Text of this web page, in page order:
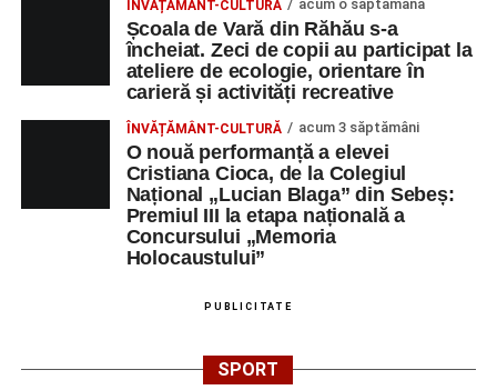
Privind spre ediția următoare
În încheierea evenimentului, organizatorii au anunțat tema
ediției din 2027, dedicată relației dintre caracter, valori și
educație. După trei ediții care au abordat comunicarea
didactică, dinamica diferențelor, participarea și luarea
deciziilor, comunitatea Sinaxa Educațională își propune
să revină la întrebările fundamentale despre valorile care
stau la baza actului educațional și despre rolul
profesorului în formarea caracterului tinerilor.
Despre comunitatea Sinaxa Educațională
„Sinaxa Educațională”
profesori, dedicată susținerii unei educații centrate pe
ÎNVĂȚĂMÂNT-CULTURĂ acum o săptămână
Școala de Vară din Răhău s-a
încheiat. Zeci de copii au participat la
ateliere de ecologie, orientare în
carieră și activități recreative
ÎNVĂȚĂMÂNT-CULTURĂ acum 3 săptămâni
O nouă performanță a elevei
Cristiana Cioca, de la Colegiul
Național „Lucian Blaga” din Sebeș:
Premiul III la etapa națională a
Concursului „Memoria
Holocaustului”
PUBLICITATE
SPORT